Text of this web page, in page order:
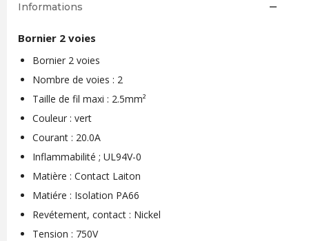
Informations
Bornier 2 voies
Bornier 2 voies
Nombre de voies : 2
Taille de fil maxi : 2.5mm²
Couleur : vert
Courant : 20.0A
Inflammabilité ; UL94V-0
Matière : Contact Laiton
Matiére : Isolation PA66
Revétement, contact : Nickel
Tension : 750V